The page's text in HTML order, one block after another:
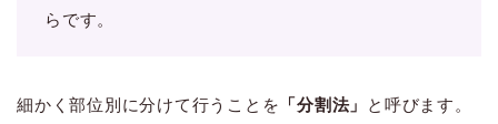
らです。
細かく部位別に分けて行うことを 「分割法」
と呼びます。